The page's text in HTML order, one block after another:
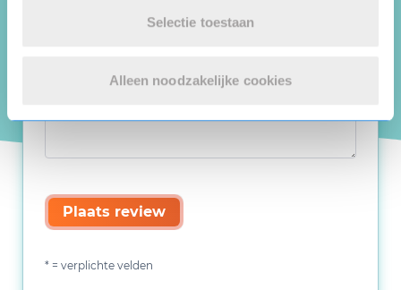
Selectie toestaan
Alleen noodzakelijke cookies
Plaats review
* = verplichte velden